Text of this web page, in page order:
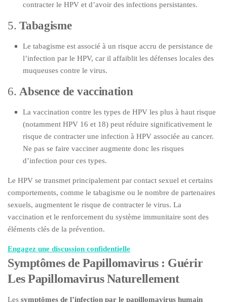
contracter le HPV et d’avoir des infections persistantes.
5.Tabagisme
Le tabagisme est associé à un risque accru de persistance de
l’infection par le HPV, car il affaiblit les défenses locales des
muqueuses contre le virus.
6.Absence de vaccination
La vaccination contre les types de HPV les plus à haut risque
(notamment HPV 16 et 18) peut réduire significativement le
risque de contracter une infection à HPV associée au cancer.
Ne pas se faire vacciner augmente donc les risques
d’infection pour ces types.
Le HPV se transmet principalement par contact sexuel et certains
comportements, comme le tabagisme ou le nombre de partenaires
sexuels, augmentent le risque de contracter le virus. La
vaccination et le renforcement du système immunitaire sont des
éléments clés de la prévention.
Engagez une discussion confidentielle
Symptômes de Papillomavirus : Guérir
Les Papillomavirus Naturellement
Les symptômes de l’infection par le papillomavirus humain